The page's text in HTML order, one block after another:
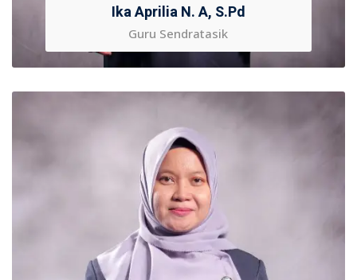
Ika Aprilia N. A, S.Pd
Guru Sendratasik